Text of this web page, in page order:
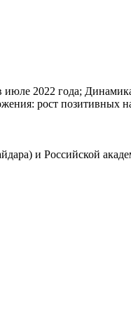
2022 года;
рост позитивных
и Российской